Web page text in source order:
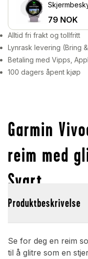
79 NOK
Alltid fri frakt og tollfritt
Lynrask levering (Bring
Betaling med Vipps,
100 dagers åpent kjøp
Garmin
reim med
Svart
Produktbeskrivelse
Se for deg en reim
til å glitre som en